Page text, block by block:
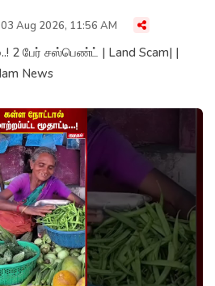
03 Aug 2026, 11:56 AM
2 பேர் சஸ்பெண்ட் | Land Scam| |
News